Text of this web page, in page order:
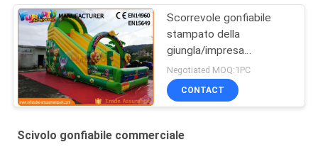
Scorrevole gonfiabile
stampato della
giungla/impresa
gonfiabile commerciale
di rimbalzo
Negotiated MOQ:1PC
CONTACT
Scivolo gonfiabile commerciale